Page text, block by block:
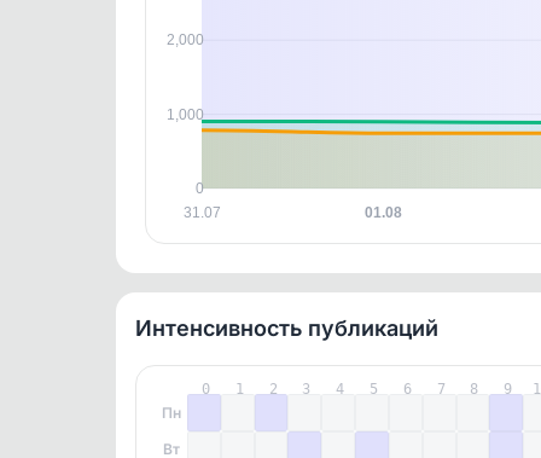
31.07 01.08
2,000
1,000
0
Интенсивность публикаций
0 1 2 3 4 5 6 7 8 9
Пн
Вт